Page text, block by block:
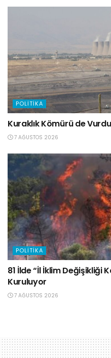
POLITIKA
Kuraklık Kömürü de
7 AĞUSTOS 2026
POLITIKA
81 İlde “İl İklim Değişikliği
Kuruluyor
7 AĞUSTOS 2026